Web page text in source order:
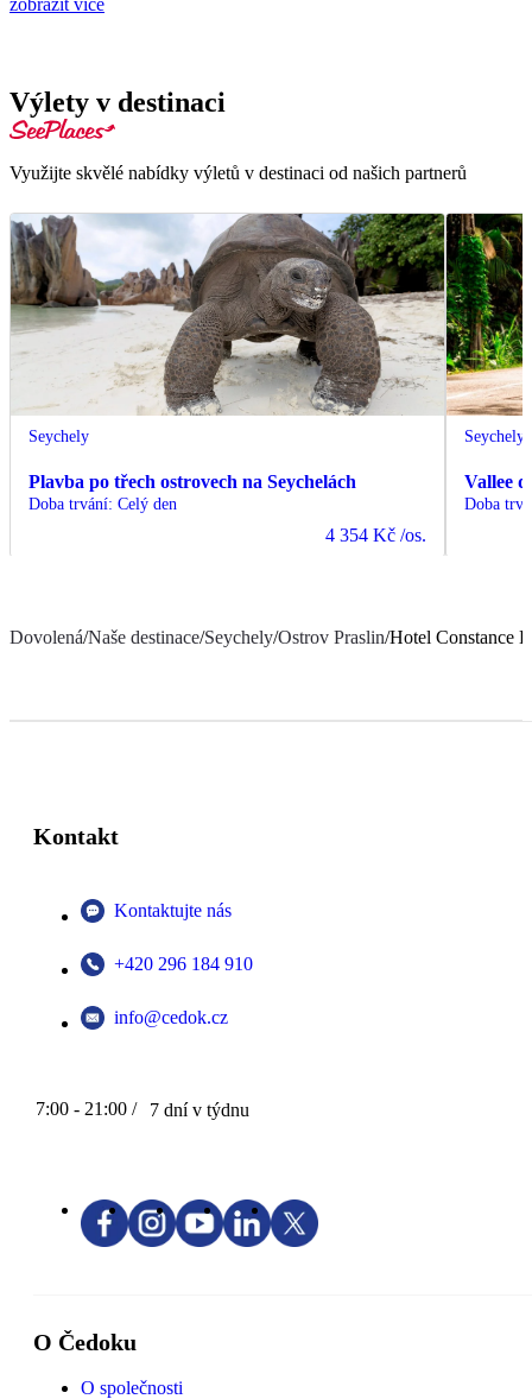
zobrazit více
Výlety v destinaci
Využijte skvělé nabídky výletů v destinaci od našich partnerů
Seychely
Plavba po třech ostrovech na Seychelách
Doba trvání: Celý den
4 354 Kč /os.
Seychely
Vallee
Doba
Dovolená/Naše destinace/Seychely/Ostrov Praslin/Hotel Constance
Kontakt
Kontaktujte nás
+420 296 184 910
info@cedok.cz
7:00 - 21:00 / 7 dní v týdnu
O Čedoku
O společnosti